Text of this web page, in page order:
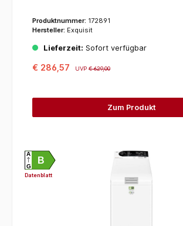
Produktnummer: 172891
Hersteller: Exquisit
Lieferzeit: Sofort verfügbar
€ 286,57 UVP€ 629,00
Zum Produkt
B
A
G
Datenblatt